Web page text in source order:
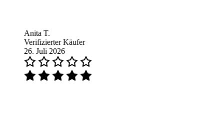
Anita T.
Verifizierter Käufer
26. Juli 2026